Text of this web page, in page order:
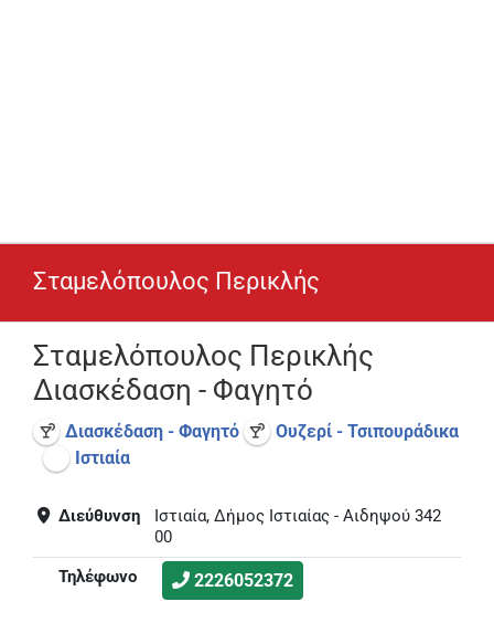
Σταμελόπουλος Περικλής
Σταμελόπουλος Περικλής
Διασκέδαση - Φαγητό
Διασκέδαση - Φαγητό
Ουζερί - Τσιπουράδικα
Ιστιαία
Διεύθυνση
Ιστιαία, Δήμος Ιστιαίας - Αιδηψού 342
00
Τηλέφωνο
2226052372